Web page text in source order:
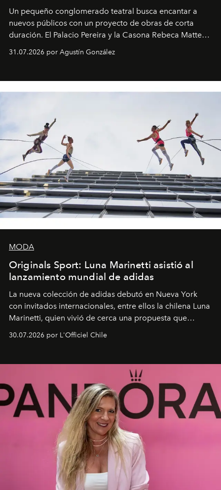
Un pequeño conglomerado teatral busca encantar a
nuevos públicos con un proyecto de obras de corta
duración. El Palacio Pereira y la Casona Rebeca Matte
miniobras. Sus puestas en escena son limpias; ponen el
31.07.2026 por Agustín González
MODA
Originals Sport: Luna Marinetti asistió al
lanzamiento mundial de adidas
La nueva colección de adidas debutó en Nueva York
con invitados internacionales, entre ellos la chilena Luna
Marinetti, quien vivió de cerca una propuesta que
30.07.2026 por L'Officiel Chile